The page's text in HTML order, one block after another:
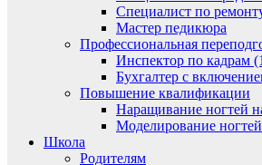
Специалист по
Мастер педикюра
Профессиональная
Инспектор по кадрам
Бухгалтер с
Повышение квалификации
Наращивание ногтей
Моделирование
Школа
Родителям